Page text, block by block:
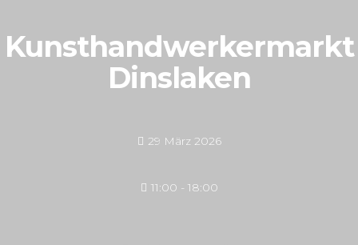
Kunsthandwerkermarkt
Dinslaken
29 März 2026
11:00 - 18:00